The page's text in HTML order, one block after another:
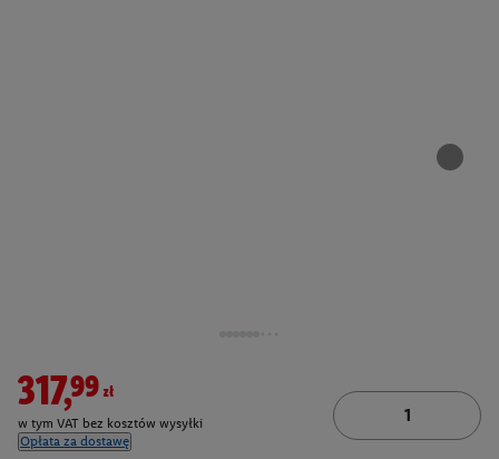
317,99zł
w tym VAT bez kosztów wysyłki
Opłata za dostawę